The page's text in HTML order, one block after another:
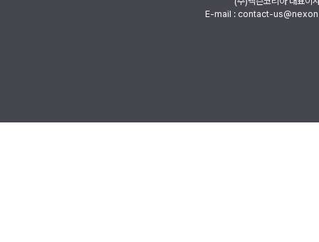
E-mail : contact-